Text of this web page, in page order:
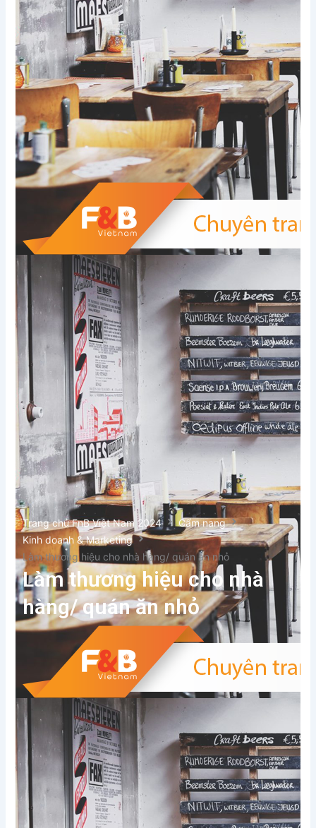
Xem thêm
Trang chủ FnB Việt Nam 2024
Cẩm nang
Kinh doanh & Marketing
Làm thương hiệu cho nhà hàng/ quán ăn nhỏ
Làm thương hiệu cho nhà
hàng/ quán ăn nhỏ